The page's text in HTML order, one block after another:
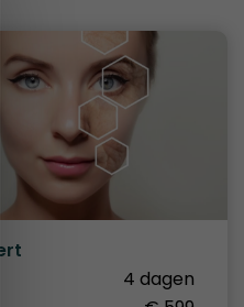
4 dagen